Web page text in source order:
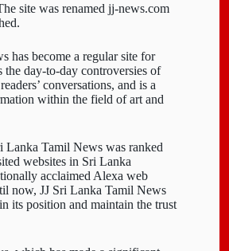
site was renamed jj-news.com
has become a regular site for
the day-to-day controversies of
conversations, and is a
within the field of art and
Lanka Tamil News was ranked
websites in Sri Lanka
acclaimed Alexa web
now, JJ Sri Lanka Tamil News
its position and maintain the trust